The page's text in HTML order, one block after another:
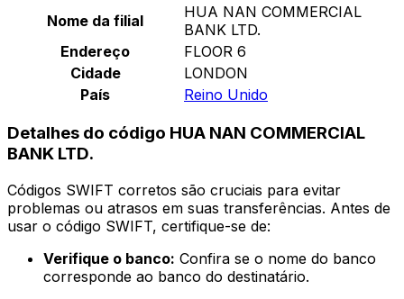
Nome da filial
HUA NAN COMMERCIAL
BANK LTD.
Endereço
FLOOR 6
Cidade
LONDON
País
Reino Unido
Detalhes do código HUA NAN COMMERCIAL
BANK LTD.
Códigos SWIFT corretos são cruciais para evitar
problemas ou atrasos em suas transferências. Antes de
usar o código SWIFT, certifique-se de:
Verifique o banco: Confira se o nome do banco
corresponde ao banco do destinatário.